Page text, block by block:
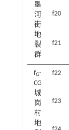
墨
河
街
地
裂
群
f20
f21
fG-
CG
城
岗
村
地
f22
f23